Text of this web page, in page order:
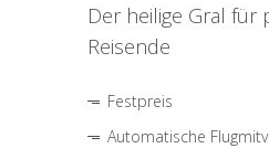
Der heilige Gral für
Reisende
Festpreis
Automatische